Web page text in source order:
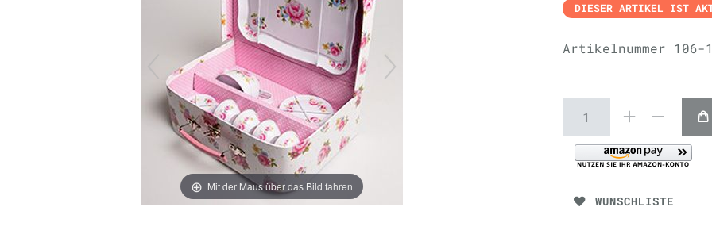
Mit der Maus über das Bild fahren
DIESER ARTIKEL IST
Artikelnummer 106-
WUNSCHLISTE